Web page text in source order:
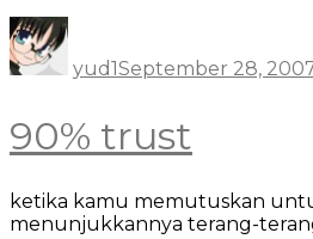
Author
yud1September 28,
90% trust
ketika kamu memutuskan
menunjukkannya terang-